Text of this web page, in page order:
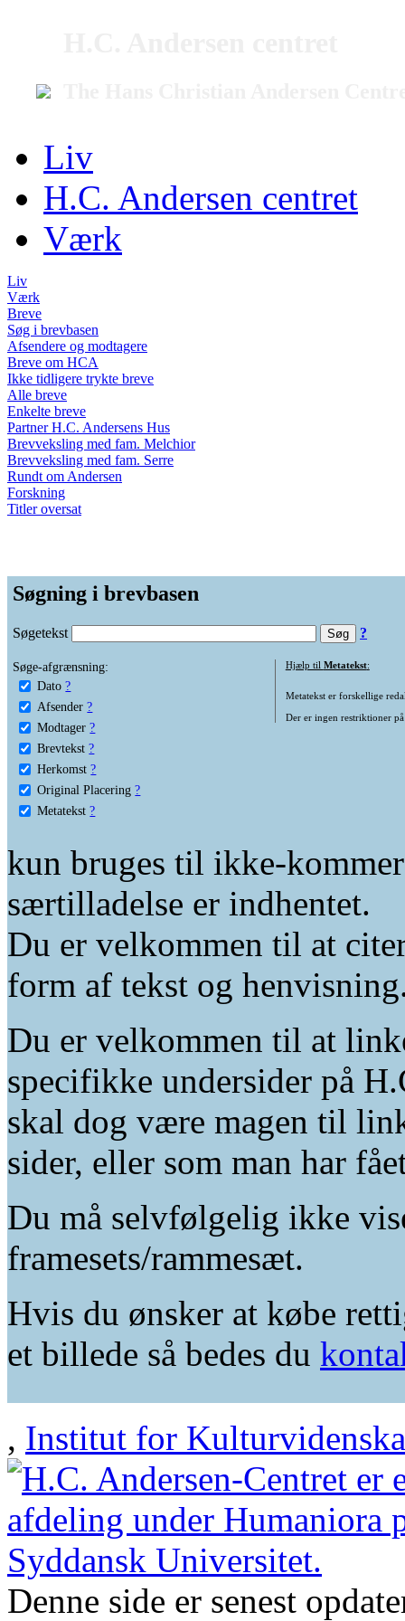
Liv
H.C. Andersen centret
Værk
Liv
Værk
Breve
Søg i brevbasen
Afsendere og modtagere
Breve om HCA
Ikke tidligere trykte breve
Alle breve
Enkelte breve
Partner H.C. Andersens Hus
Brevveksling med fam. Melchior
Brevveksling med fam. Serre
Rundt om Andersen
Forskning
Titler oversat
Søgning i brevbasen
Søgetekst ?
Søge-afgrænsning:
Dato ?
Afsender ?
Modtager ?
Brevtekst ?
Herkomst ?
Original Placering ?
Metatekst ?
Hjælp til Metatekst:
Metatekst er forskellige
Der er ingen restriktioner
kun bruges til ikke-
særtilladelse er indhentet.
Du er velkommen til at
form af tekst og
Du er velkommen til at
specifikke undersider på
skal dog være magen til
sider, eller som man har
Du må selvfølgelig ikke
framesets/rammesæt.
Hvis du ønsker at købe
et billede så bedes du
, Institut for
Denne side er senest